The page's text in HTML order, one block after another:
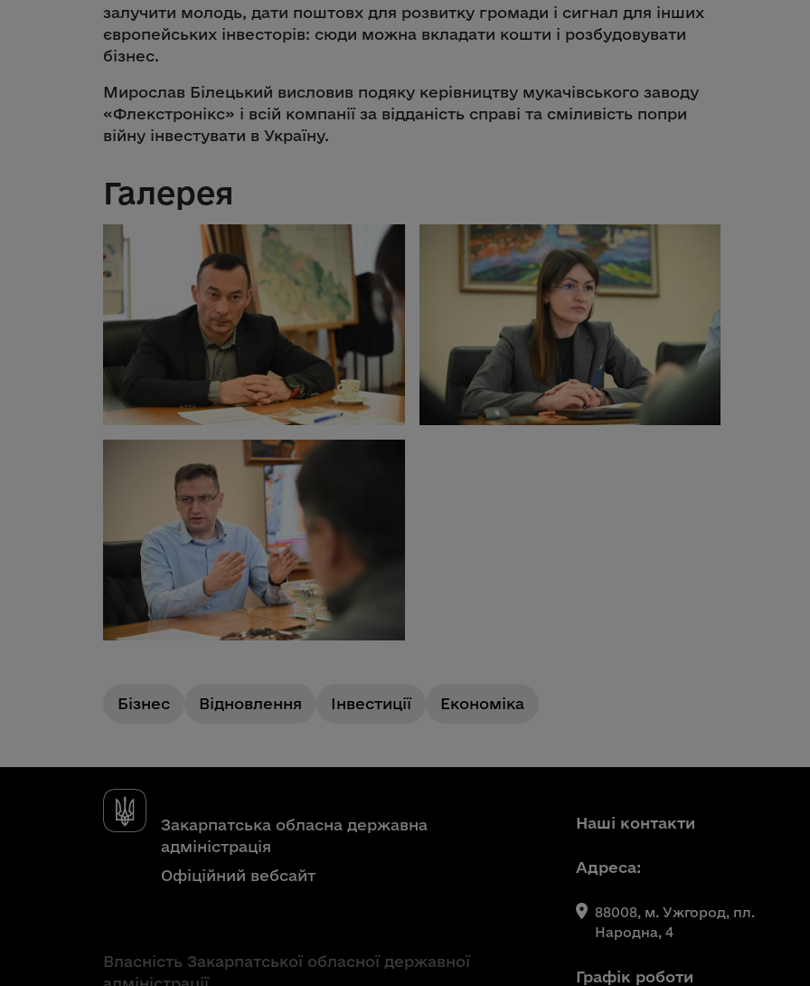
залучити молодь, дати поштовх для розвитку громади і сигнал для інших
європейських інвесторів: сюди можна вкладати кошти і розбудовувати
бізнес.
Мирослав Білецький висловив подяку керівництву мукачівського заводу
«Флекстронікс» і всій компанії за відданість справі та сміливість попри
війну інвестувати в Україну.
Галерея
Бізнес Відновлення Інвестиції Економіка
Закарпатська обласна державна
адміністрація
Офіційний вебсайт
Власність Закарпатської обласної державної
Наші контакти
Адреса:
88008, м. Ужгород, пл.
Народна, 4
Графік роботи